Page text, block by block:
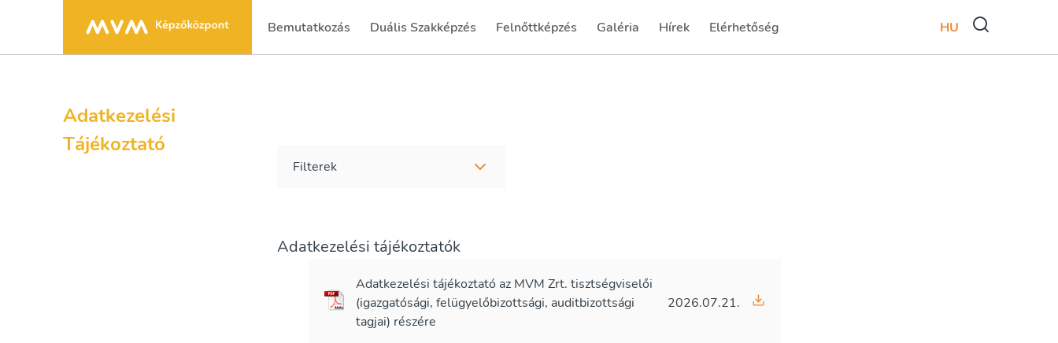
Bemutatkozás
(current) Duális Szakképzés
(current) Felnőttképzés
(current) Galéria
(current) Hírek
(current) Elérhetőség
(current) HU
Adatkezelési
Tájékoztató
Filterek
Adatkezelési tájékoztatók
Adatkezelési tájékoztató az MVM Zrt. tisztségviselői
(igazgatósági, felügyelőbizottsági, auditbizottsági
tagjai) részére
2026.07.21.